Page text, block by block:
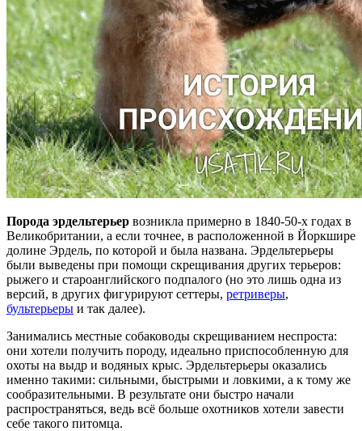
Порода эрдельтерьер возникла примерно в 1840-50-х годах в
Великобритании, а если точнее, в расположенной в Йоркшире
долине Эрдель, по которой и была названа. Эрдельтерьеры
были выведены при помощи скрещивания других терьеров:
рыжего и староанглийского подпалого (но это лишь одна из
версий, в других фигурируют сеттеры, ретриверы,
бультерьеры и так далее).
Занимались местные собаководы скрещиванием неспроста:
они хотели получить породу, идеально приспособленную для
охоты на выдр и водяных крыс. Эрдельтерьеры оказались
именно такими: сильными, быстрыми и ловкими, а к тому же
сообразительными. В результате они быстро начали
распространяться, ведь всё больше охотников хотели завести
себе такого питомца.